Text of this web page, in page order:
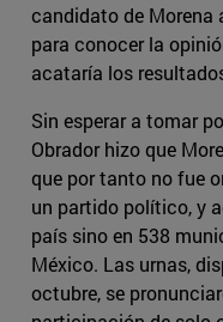
candidato de Morena
para conocer la
acataría los
Sin esperar a tomar
Obrador hizo que
que por tanto no fue
un partido político, y
país sino en 538
México. Las urnas,
octubre, se